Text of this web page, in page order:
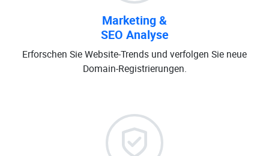
Marketing &
SEO Analyse
Erforschen Sie Website-Trends und verfolgen Sie neue
Domain-Registrierungen.